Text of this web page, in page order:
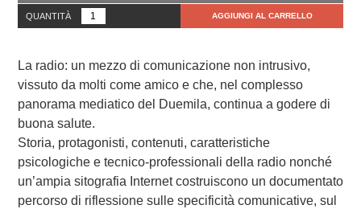
QUANTITÀ AGGIUNGI AL CARRELLO
La radio: un mezzo di comunicazione non intrusivo,
vissuto da molti come amico e che, nel complesso
panorama mediatico del Duemila, continua a godere di
buona salute.
Storia, protagonisti, contenuti, caratteristiche
psicologiche e tecnico-professionali della radio nonché
un’ampia sitografia Internet costruiscono un documentato
percorso di riflessione sulle specificità comunicative, sul